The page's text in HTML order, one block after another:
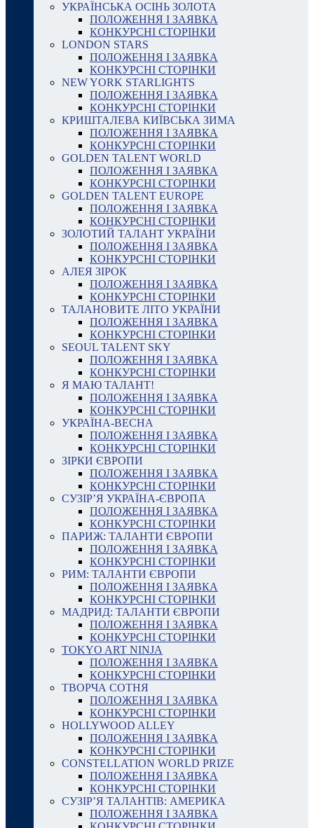
УКРАЇНСЬКА ОСІНЬ ЗОЛОТА
ПОЛОЖЕННЯ І ЗАЯВКА
КОНКУРСНІ СТОРІНКИ
LONDON STARS
ПОЛОЖЕННЯ І ЗАЯВКА
КОНКУРСНІ СТОРІНКИ
NEW YORK STARLIGHTS
ПОЛОЖЕННЯ І ЗАЯВКА
КОНКУРСНІ СТОРІНКИ
КРИШТАЛЕВА КИЇВСЬКА ЗИМА
ПОЛОЖЕННЯ І ЗАЯВКА
КОНКУРСНІ СТОРІНКИ
GOLDEN TALENT WORLD
ПОЛОЖЕННЯ І ЗАЯВКА
КОНКУРСНІ СТОРІНКИ
GOLDEN TALENT EUROPE
ПОЛОЖЕННЯ І ЗАЯВКА
КОНКУРСНІ СТОРІНКИ
ЗОЛОТИЙ ТАЛАНТ УКРАЇНИ
ПОЛОЖЕННЯ І ЗАЯВКА
КОНКУРСНІ СТОРІНКИ
АЛЕЯ ЗІРОК
ПОЛОЖЕННЯ І ЗАЯВКА
КОНКУРСНІ СТОРІНКИ
ТАЛАНОВИТЕ ЛІТО УКРАЇНИ
ПОЛОЖЕННЯ І ЗАЯВКА
КОНКУРСНІ СТОРІНКИ
SEOUL TALENT SKY
ПОЛОЖЕННЯ І ЗАЯВКА
КОНКУРСНІ СТОРІНКИ
Я МАЮ ТАЛАНТ!
ПОЛОЖЕННЯ І ЗАЯВКА
КОНКУРСНІ СТОРІНКИ
УКРАЇНА-ВЕСНА
ПОЛОЖЕННЯ І ЗАЯВКА
КОНКУРСНІ СТОРІНКИ
ЗІРКИ ЄВРОПИ
ПОЛОЖЕННЯ І ЗАЯВКА
КОНКУРСНІ СТОРІНКИ
СУЗІР’Я УКРАЇНА-ЄВРОПА
ПОЛОЖЕННЯ І ЗАЯВКА
КОНКУРСНІ СТОРІНКИ
ПАРИЖ: ТАЛАНТИ ЄВРОПИ
ПОЛОЖЕННЯ І ЗАЯВКА
КОНКУРСНІ СТОРІНКИ
РИМ: ТАЛАНТИ ЄВРОПИ
ПОЛОЖЕННЯ І ЗАЯВКА
КОНКУРСНІ СТОРІНКИ
МАДРИД: ТАЛАНТИ ЄВРОПИ
ПОЛОЖЕННЯ І ЗАЯВКА
КОНКУРСНІ СТОРІНКИ
TOKYO ART NINJA
ПОЛОЖЕННЯ І ЗАЯВКА
КОНКУРСНІ СТОРІНКИ
ТВОРЧА СОТНЯ
ПОЛОЖЕННЯ І ЗАЯВКА
КОНКУРСНІ СТОРІНКИ
HOLLYWOOD ALLEY
ПОЛОЖЕННЯ І ЗАЯВКА
КОНКУРСНІ СТОРІНКИ
CONSTELLATION WORLD PRIZE
ПОЛОЖЕННЯ І ЗАЯВКА
КОНКУРСНІ СТОРІНКИ
СУЗІР’Я ТАЛАНТІВ: АМЕРИКА
ПОЛОЖЕННЯ І ЗАЯВКА